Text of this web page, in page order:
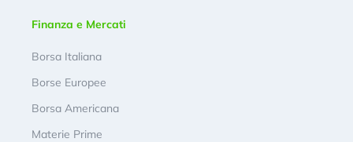
Finanza e Mercati
Borsa Italiana
Borse Europee
Borsa Americana
Materie Prime